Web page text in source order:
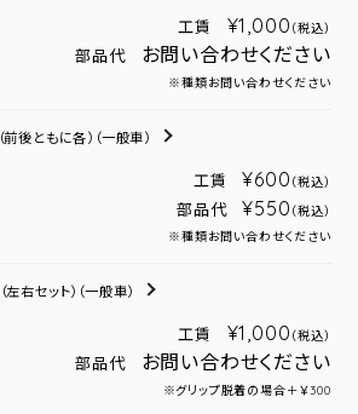
工賃 ¥1,000 （税込）
部品代 お問い合わせください
※種類お問い合わせください
（前後ともに各） （一般車）
工賃 ¥600 （税込）
部品代 ¥550 （税込）
※種類お問い合わせください
（左右セット） （一般車）
工賃 ¥1,000 （税込）
部品代 お問い合わせください
※グリップ脱着の場合＋￥300